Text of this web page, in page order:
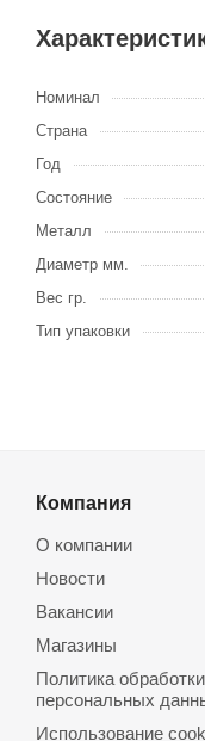
Номинал
Страна
Год
Состояние
Металл
Диаметр мм.
Вес гр.
Тип упаковки
Компания
О компании
Новости
Вакансии
Магазины
Политика обработки
персональных
Использование